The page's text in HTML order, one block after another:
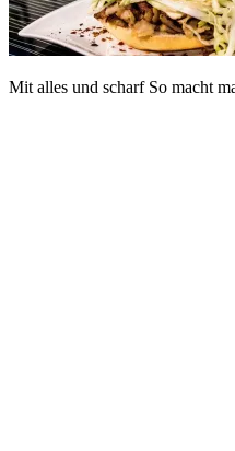
Mit alles und scharf So macht